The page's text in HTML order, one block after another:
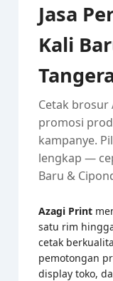
Jasa
Kali
Cetak brosur
promosi
kampanye.
lengkap —
Baru &
Azagi Print
satu rim
cetak
pemotongan
display toko,